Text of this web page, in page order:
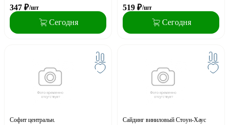
347 ₽/шт
Сегодня
519 ₽/шт
Сегодня
Софит центральн.
Сайдинг виниловый Стоун-Хаус